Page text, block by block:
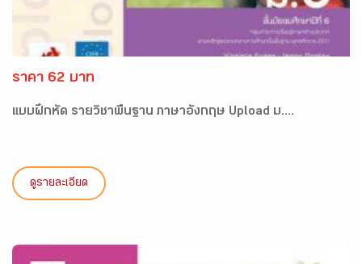
ราคา 62 บาท
แบบฝึกหัด รายวิชาพื้นฐาน ภาษาอังกฤษ Upload ม....
ดูรายละเอียด